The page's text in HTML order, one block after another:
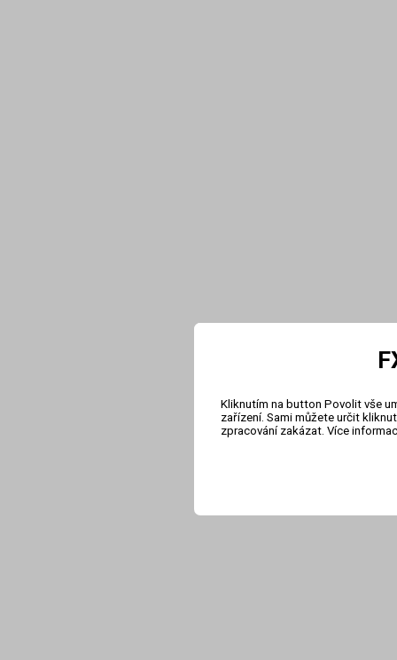
Kliknutím na button Povolit vše
zařízení. Sami můžete určit
zpracování zakázat. Více